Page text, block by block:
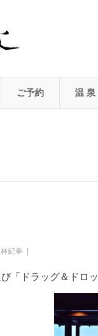
ご予約 温 泉
林紀幸
「ドラッグ＆ドロ